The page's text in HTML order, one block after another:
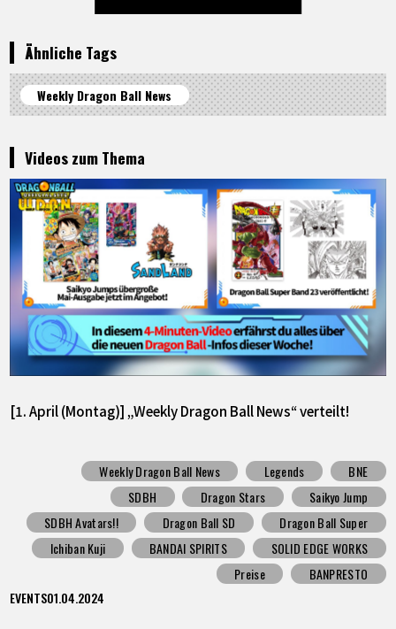
Ähnliche Tags
Weekly Dragon Ball News
Videos zum Thema
[1. April (Montag)] „Weekly Dragon Ball News“ verteilt!
Weekly Dragon Ball News Legends
BNE
SDBH
Dragon Stars
Saikyo Jump
SDBH Avatars!!
Dragon Ball SD
Dragon Ball Super
Ichiban Kuji
BANDAI SPIRITS
SOLID EDGE WORKS
Preise
BANPRESTO
EVENTS01.04.2024